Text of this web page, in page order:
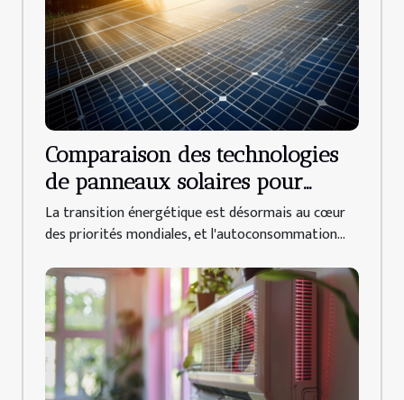
Comparaison des technologies
de panneaux solaires pour
l'autoconsommation
La transition énergétique est désormais au cœur
des priorités mondiales, et l'autoconsommation...